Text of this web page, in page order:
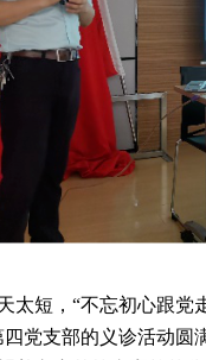
太短，“不忘初心跟党
四党支部的义诊活动圆